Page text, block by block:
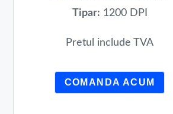
Tipar: 1200 DPI
Pretul include TVA
COMANDA ACUM